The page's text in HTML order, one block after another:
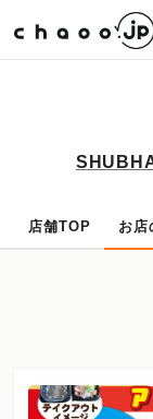
店舗TOP お店